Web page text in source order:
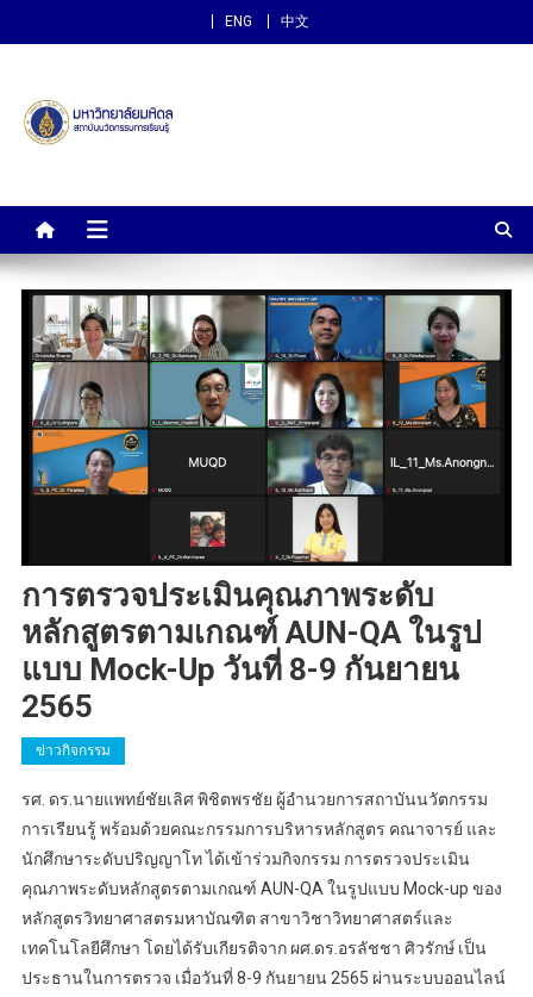
ENG 中文
สถาบันนวัตกรรมการเรียนรู้
การตรวจประเมินคุณภาพระดับ
หลักสูตรตามเกณฑ์ AUN-QA ในรูป
แบบ Mock-Up วันที่ 8-9 กันยายน
2565
ข่าวกิจกรรม
รศ. ดร.นายแพทย์ชัยเลิศ พิชิตพรชัย ผู้อำนวยการสถาบันนวัตกรรม
การเรียนรู้ พร้อมด้วยคณะกรรมการบริหารหลักสูตร คณาจารย์ และ
นักศึกษาระดับปริญญาโท ได้เข้าร่วมกิจกรรม การตรวจประเมิน
คุณภาพระดับหลักสูตรตามเกณฑ์ AUN-QA ในรูปแบบ Mock-up ของ
หลักสูตรวิทยาศาสตรมหาบัณฑิต สาขาวิชาวิทยาศาสตร์และ
เทคโนโลยีศึกษา โดยได้รับเกียรติจาก ผศ.ดร.อรลัชชา ศิวรักษ์ เป็น
ประธานในการตรวจ เมื่อวันที่ 8-9 กันยายน 2565 ผ่านระบบออนไลน์